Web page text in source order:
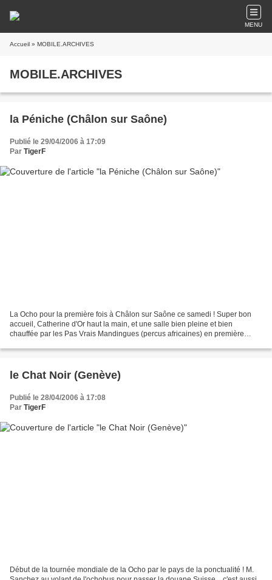
MENU
Accueil » MOBILE.ARCHIVES
MOBILE.ARCHIVES
la Péniche (Châlon sur Saône)
Publié le 29/04/2006 à 17:09
Par TigerF
La Ocho pour la première fois à Châlon sur Saône ce samedi ! Super bon
accueil, Catherine d'Or haut la main, et une salle bien pleine et bien
chauffée par les Pas Vrais Mandingues (percus africaines) en première
le Chat Noir (Genève)
Publié le 28/04/2006 à 17:08
Par TigerF
Début de la tournée mondiale de la Ocho par le pays de la ponctualité ! M.